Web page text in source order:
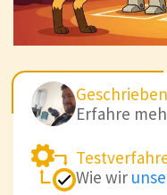
Erfahre
Wie wir